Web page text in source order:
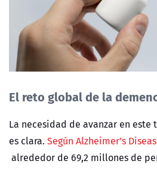
El reto global de la
La necesidad de avanzar en
es clara. Según Alzheimer's
alrededor de 69,2 millones de